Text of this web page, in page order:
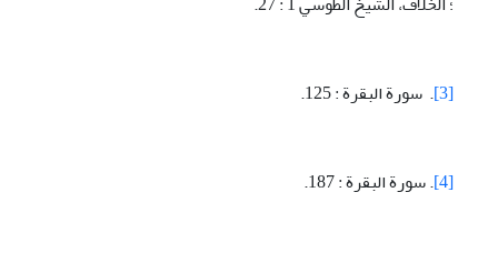
[3] . سورة البقرة : 125.
[4] . سورة البقرة : 187.